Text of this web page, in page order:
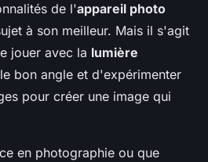
de l'appareil photo
à son meilleur. Mais il s'agit
jouer avec la lumière
bon angle et d'expérimenter
pour créer une image qui
en photographie ou que